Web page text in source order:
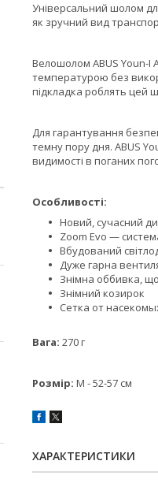
Універсальний шолом
як зручний вид
Велошолом ABUS Youn-I
температурою без
підкладка роблять цей
Для гарантування
темну пору дня. ABUS
видимості в поганих
Особливості:
Новий, сучасний
Zoom Evo —
Вбудований
Дуже гарна
Знімна оббивка,
Знімний козирок
Сетка от
Вага: 270 г
Розмір: M - 52-57 см
ХАРАКТЕРИСТИКИ